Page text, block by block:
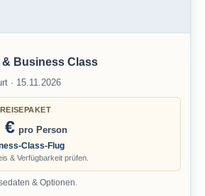
& Business Class
· 15.11.2026
€ pro Person
Class-Flug
& Verfügbarkeit prüfen.
& Optionen.